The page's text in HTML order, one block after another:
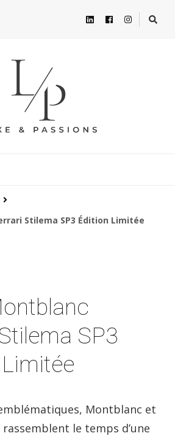
Stilema SP3 Édition Limitée
SP3
Montblanc et
le temps d’une